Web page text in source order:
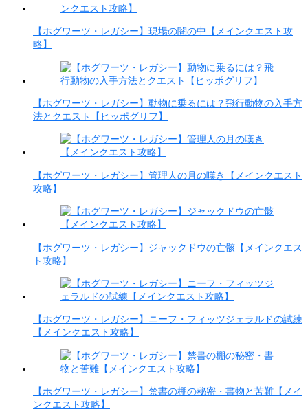
【ホグワーツ・レガシー】現場の闇の中【メインクエスト攻
略】
【ホグワーツ・レガシー】動物に乗るには？飛行動物の入手方
法とクエスト【ヒッポグリフ】
【ホグワーツ・レガシー】管理人の月の嘆き【メインクエスト
攻略】
【ホグワーツ・レガシー】ジャックドウの亡骸【メインクエス
ト攻略】
【ホグワーツ・レガシー】ニーフ・フィッツジェラルドの試練
【メインクエスト攻略】
【ホグワーツ・レガシー】禁書の棚の秘密・書物と苦難【メイ
ンクエスト攻略】